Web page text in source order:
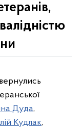
Дуда,
Кудлак,